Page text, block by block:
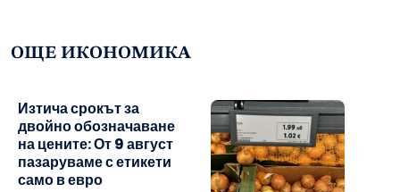
ОЩЕ ИКОНОМИКА
Изтича срокът за
двойно обозначаване
на цените: От 9 август
пазаруваме с етикети
само в евро